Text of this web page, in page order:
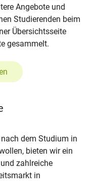
Angebote und
Studierenden beim
Übersichtsseite
gesammelt.
dem Studium in
bieten wir ein
zahlreiche
in